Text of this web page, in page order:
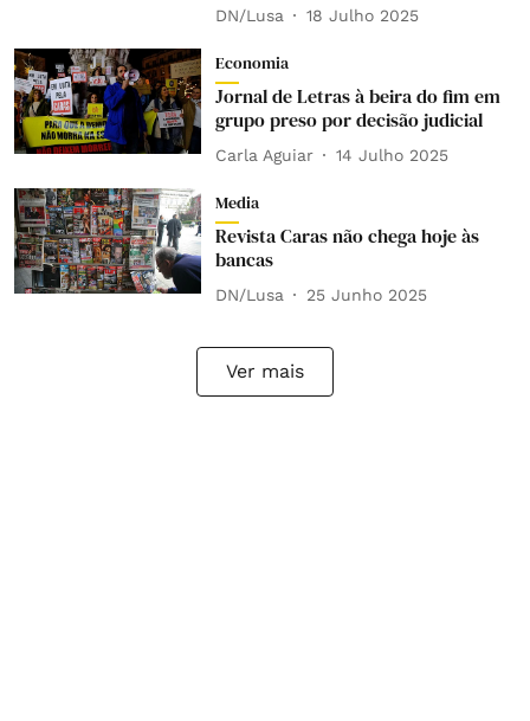
DN/Lusa 18 Julho 2025
Economia
Jornal de Letras à beira do fim em
grupo preso por decisão judicial
Carla Aguiar 14 Julho 2025
Media
Revista Caras não chega hoje às
bancas
DN/Lusa 25 Junho 2025
Ver mais